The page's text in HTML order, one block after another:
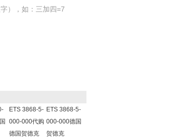
），如：三加四=7
ETS 3868-5-
000-000代购
德国贺德克
ETS 3868-5-
000-000德国
贺德克